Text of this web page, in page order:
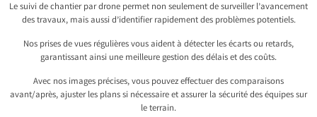
Le suivi de chantier par drone permet non seulement de surveiller l’avancement
des travaux, mais aussi d’identifier rapidement des problèmes potentiels.
Nos prises de vues régulières vous aident à détecter les écarts ou retards,
garantissant ainsi une meilleure gestion des délais et des coûts.
Avec nos images précises, vous pouvez effectuer des comparaisons
avant/après, ajuster les plans si nécessaire et assurer la sécurité des équipes sur
le terrain.